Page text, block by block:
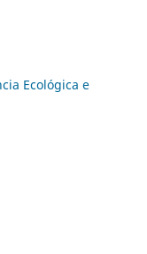
Ecológica e